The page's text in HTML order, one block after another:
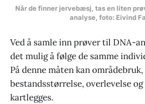
Når de finner jervebæsj, tas en liten
analyse, foto: Eivind
Ved å samle inn prøver til DNA-
det mulig å følge de samme
På denne måten kan områdebruk,
bestandsstørrelse, overlevelse
kartlegges.